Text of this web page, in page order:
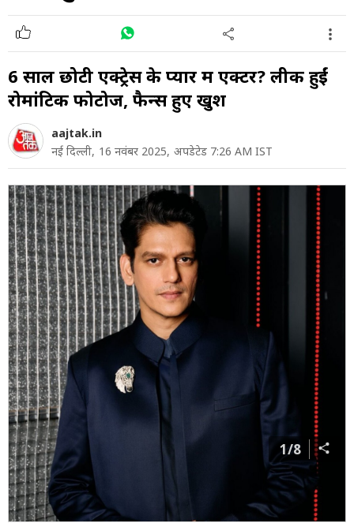
6 साल छोटी एक्ट्रेस के प्यार में एक्टर? लीक हुईं
रोमांटिक फोटोज, फैन्स हुए खुश
aajtak.in
नई दिल्ली, 16 नवंबर 2025, अपडेटेड 7:26 AM IST
1/8